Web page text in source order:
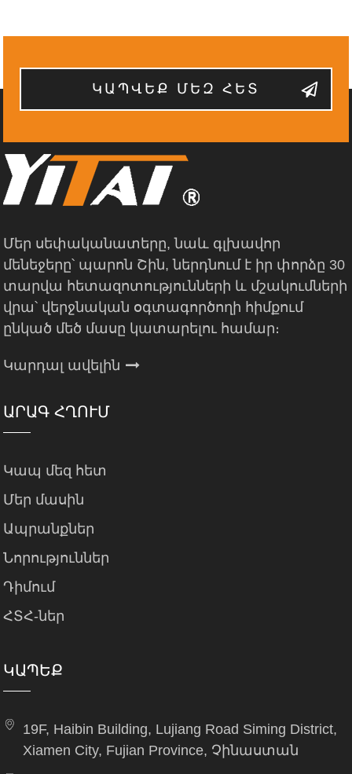
ԿԱՊՎԵՔ ՄԵԶ ՀԵՏ
Մեր սեփականատերը, նաև գլխավոր
մենեջերը՝ պարոն Շին, ներդնում է իր փորձը 30
տարվա հետազոտությունների և մշակումների
վրա՝ վերջնական օգտագործողի հիմքում
ընկած մեծ մասը կատարելու համար։
Կարդալ ավելին
ԱՐԱԳ ՀՂՈՒՄ
Կապ մեզ հետ
Մեր մասին
Ապրանքներ
Նորություններ
Դիմում
ՀՏՀ-ներ
ԿԱՊԵՔ
19F, Haibin Building, Lujiang Road Siming District,
Xiamen City, Fujian Province, Չինաստան